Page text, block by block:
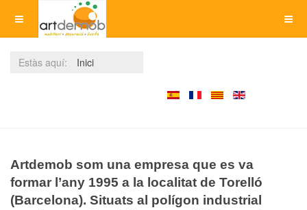
Estàs aquí: Inici
Artdemob som una empresa que es va
formar l’any 1995 a la localitat de Torelló
(Barcelona). Situats al polígon industrial